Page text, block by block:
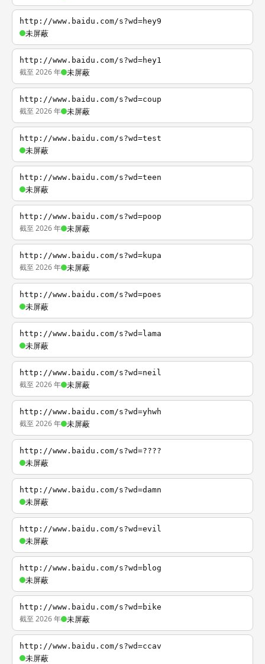
http://www.baidu.com/s?wd=hey9
未屏蔽
http://www.baidu.com/s?wd=hey1
截至 2026 年 未屏蔽
http://www.baidu.com/s?wd=coup
截至 2026 年 未屏蔽
http://www.baidu.com/s?wd=test
未屏蔽
http://www.baidu.com/s?wd=teen
未屏蔽
http://www.baidu.com/s?wd=poop
截至 2026 年 未屏蔽
http://www.baidu.com/s?wd=kupa
截至 2026 年 未屏蔽
http://www.baidu.com/s?wd=poes
未屏蔽
http://www.baidu.com/s?wd=lama
未屏蔽
http://www.baidu.com/s?wd=neil
截至 2026 年 未屏蔽
http://www.baidu.com/s?wd=yhwh
截至 2026 年 未屏蔽
http://www.baidu.com/s?wd=????
未屏蔽
http://www.baidu.com/s?wd=damn
未屏蔽
http://www.baidu.com/s?wd=evil
未屏蔽
http://www.baidu.com/s?wd=blog
未屏蔽
http://www.baidu.com/s?wd=bike
截至 2026 年 未屏蔽
http://www.baidu.com/s?wd=ccav
未屏蔽